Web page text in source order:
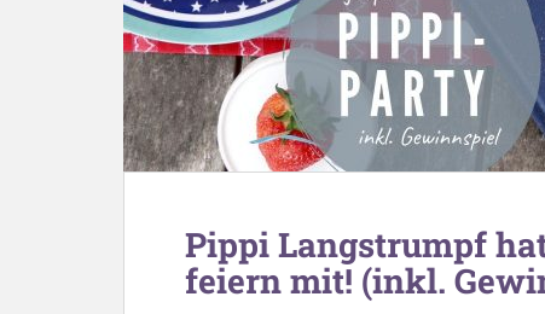
Pippi Langstrumpf
feiern mit! (inkl.